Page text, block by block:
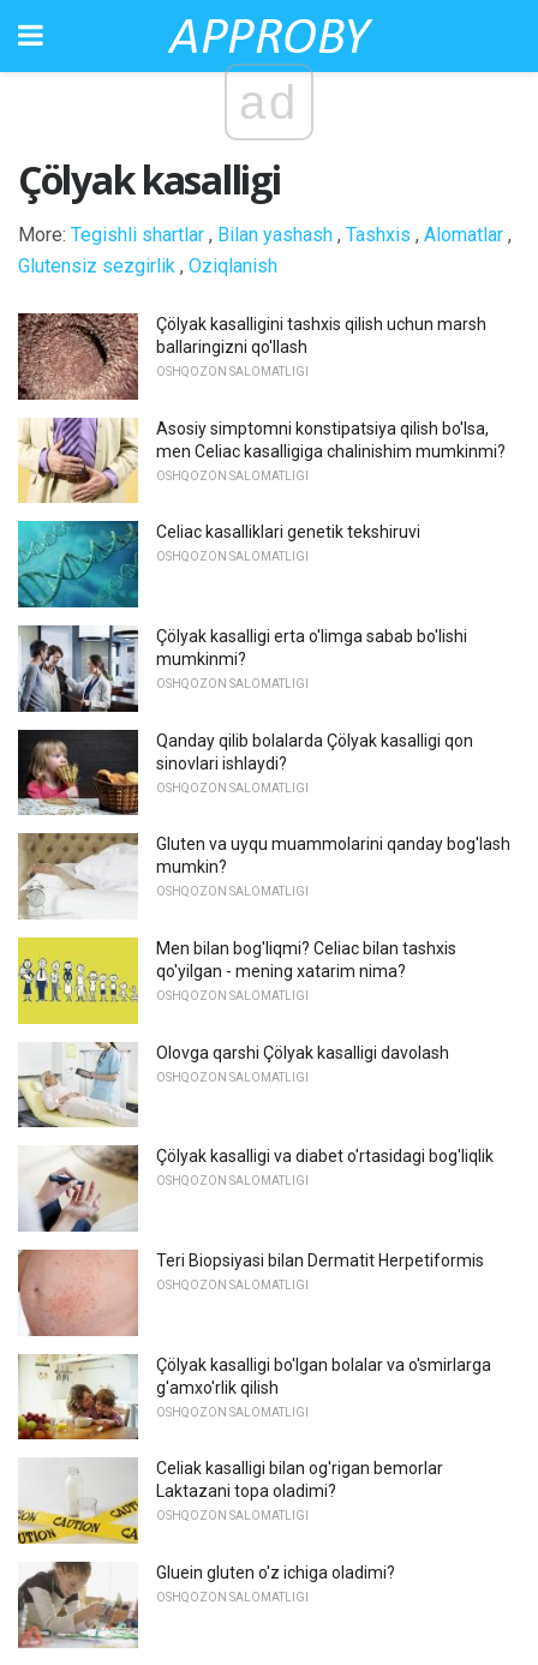
ad
Çölyak kasalligi
More: Tegishli shartlar , Bilan yashash , Tashxis , Alomatlar ,
Glutensiz sezgirlik , Oziqlanish
Çölyak kasalligini tashxis qilish uchun marsh
ballaringizni qo'llash
OSHQOZON SALOMATLIGI
Asosiy simptomni konstipatsiya qilish bo'lsa,
men Celiac kasalligiga chalinishim mumkinmi?
OSHQOZON SALOMATLIGI
Celiac kasalliklari genetik tekshiruvi
OSHQOZON SALOMATLIGI
Çölyak kasalligi erta o'limga sabab bo'lishi
mumkinmi?
OSHQOZON SALOMATLIGI
Qanday qilib bolalarda Çölyak kasalligi qon
sinovlari ishlaydi?
OSHQOZON SALOMATLIGI
Gluten va uyqu muammolarini qanday bog'lash
mumkin?
OSHQOZON SALOMATLIGI
Men bilan bog'liqmi? Celiac bilan tashxis
qo'yilgan - mening xatarim nima?
OSHQOZON SALOMATLIGI
Olovga qarshi Çölyak kasalligi davolash
OSHQOZON SALOMATLIGI
Çölyak kasalligi va diabet o'rtasidagi bog'liqlik
OSHQOZON SALOMATLIGI
Teri Biopsiyasi bilan Dermatit Herpetiformis
OSHQOZON SALOMATLIGI
Çölyak kasalligi bo'lgan bolalar va o'smirlarga
g'amxo'rlik qilish
OSHQOZON SALOMATLIGI
Celiak kasalligi bilan og'rigan bemorlar
Laktazani topa oladimi?
OSHQOZON SALOMATLIGI
Gluein gluten o'z ichiga oladimi?
OSHQOZON SALOMATLIGI